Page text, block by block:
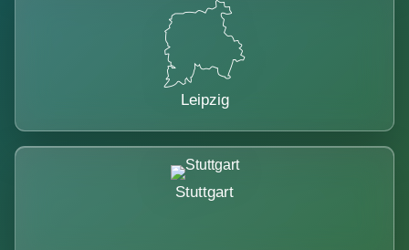
Leipzig
Stuttgart